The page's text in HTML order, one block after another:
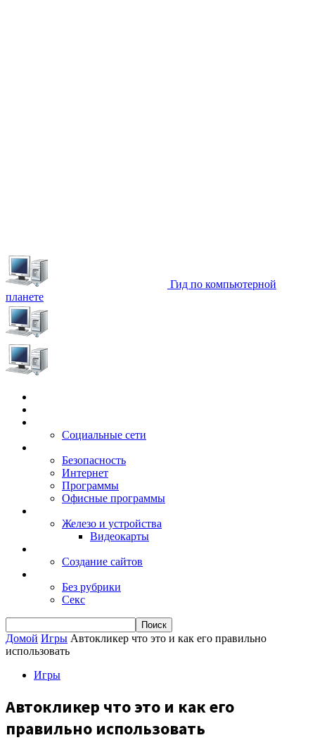
Гид по компьютерной
планете
Социальные сети
Безопасность
Интернет
Программы
Офисные программы
Железо и устройства
Видеокарты
Создание сайтов
Без рубрики
Секс
Домой Игры Автокликер что это и как его правильно
использовать
Игры
Автокликер что это и как его
правильно использовать